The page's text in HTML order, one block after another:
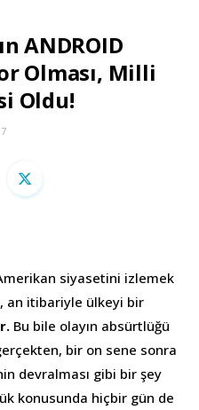
ANDROID
Olması, Milli
Oldu!
siyasetini izlemek
an itibariyle ülkeyi bir
Bu bile olayın absürtlüğü
bir on sene sonra
devralması gibi bir şey
konusunda hiçbir gün de